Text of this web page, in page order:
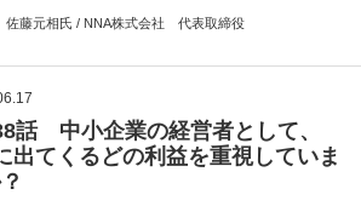
佐藤元相氏 / NNA株式会社 代表取締役
話 中小企業の経営者として、
出てくるどの利益を重視していま